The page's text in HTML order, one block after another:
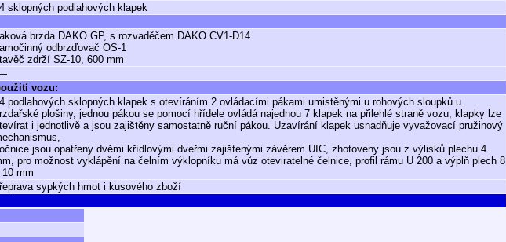
sklopných podlahových klapek
brzda DAKO GP, s rozvaděčem DAKO CV1-D14
odbrzďovač OS-1
zdrží SZ-10, 600 mm
vozu:
podlahových sklopných klapek s otevíráním 2 ovládacími pákami umistěnými u rohových sloupků u
plošiny, jednou pákou se pomocí hřídele ovládá najednou 7 klapek na přilehlé straně vozu, klapky lze
i jednotlivě a jsou zajištěny samostatně ruční pákou. Uzavírání klapek usnadňuje vyvažovací pružinový
jsou opatřeny dvěmi křídlovými dveřmi zajištenými závěrem UIC, zhotoveny jsou z výlisků plechu 4
pro možnost vyklápění na čelním výklopníku má vůz oteviratelné čelnice, profil rámu U 200 a výplň plech 8
10 mm
sypkých hmot i kusového zboží